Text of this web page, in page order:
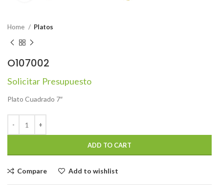
Home Platos
O107002
Solicitar Presupuesto
Plato Cuadrado 7″
ADD TO CART
Compare Add to wishlist